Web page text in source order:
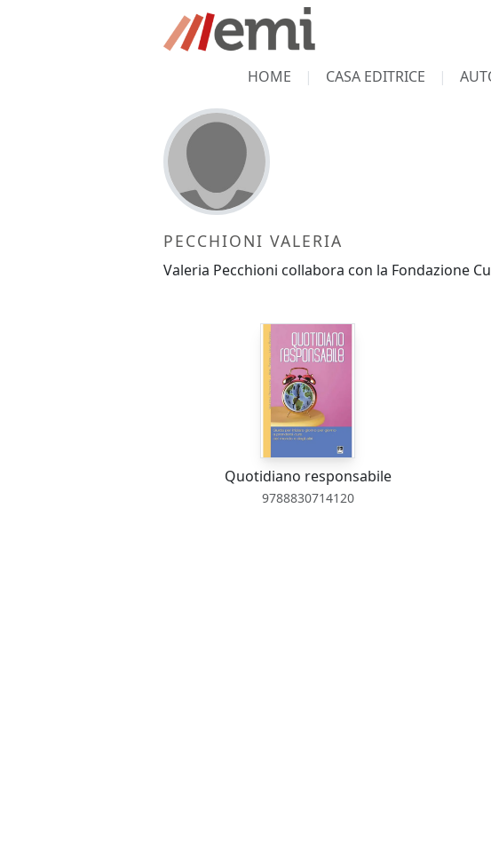
HOME CASA EDITRICE
PECCHIONI VALERIA
Valeria Pecchioni collabora con la Fondazione
Quotidiano responsabile
9788830714120